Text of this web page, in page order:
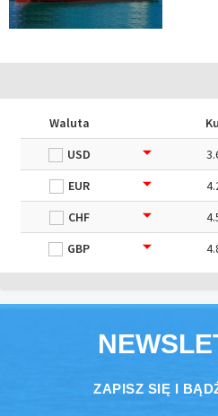
Waluta
USD
EUR
CHF
GBP
ZAPISZ SIĘ I